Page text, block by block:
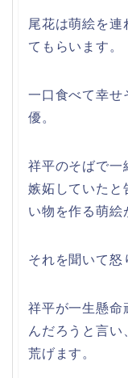
尾花は萌絵を連
てもらいます。
一口食べて幸せ
優。
祥平のそばで一
嫉妬していたと
い物を作る萌絵
それを聞いて怒
祥平が一生懸命
んだろうと言い
荒げます。